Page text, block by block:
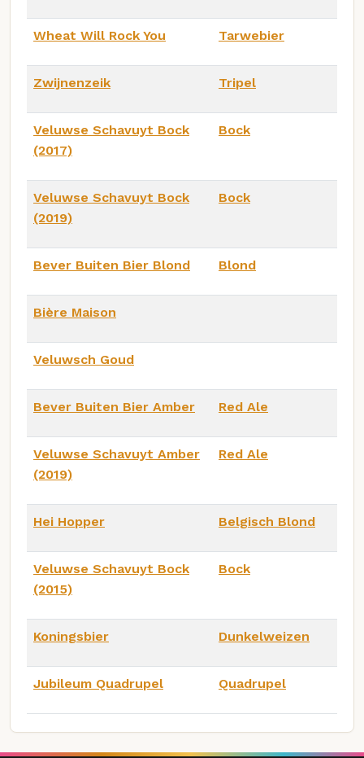
Wheat Will Rock You Tarwebier
Zwijnenzeik Tripel
Veluwse Schavuyt Bock
(2017)
Bock
Veluwse Schavuyt Bock
(2019)
Bock
Bever Buiten Bier Blond Blond
Bière Maison
Veluwsch Goud
Bever Buiten Bier Amber Red Ale
Veluwse Schavuyt Amber
(2019)
Red Ale
Hei Hopper Belgisch Blond
Veluwse Schavuyt Bock
(2015)
Bock
Koningsbier Dunkelweizen
Jubileum Quadrupel Quadrupel